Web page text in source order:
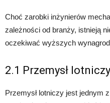
Choć zarobki inżynierów
zależności od branży, istnieją
oczekiwać wyższych
2.1 Przemysł lotniczy
Przemysł lotniczy jest jednym